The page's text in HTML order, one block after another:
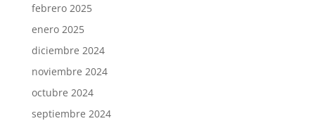
febrero 2025
enero 2025
diciembre 2024
noviembre 2024
octubre 2024
septiembre 2024